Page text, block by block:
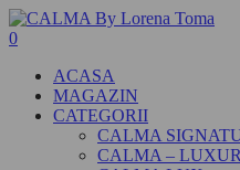
0
ACASA
MAGAZIN
CATEGORII
CALMA
CALMA –